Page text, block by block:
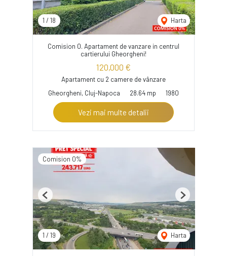
1 / 18 Harta
Comision 0. Apartament de vanzare in centrul
cartierului Gheorgheni!
120,000 €
Apartament cu 2 camere de vânzare
Gheorgheni, Cluj-Napoca
28.64 mp 1980
Vezi mai multe detalii
Comision 0%
1 / 19 Harta
Previous Next